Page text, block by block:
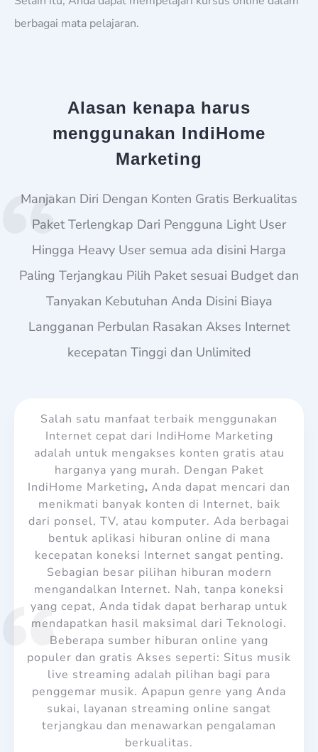
berbagai mata pelajaran.
Alasan kenapa harus
menggunakan IndiHome
Marketing
Manjakan Diri Dengan Konten Gratis Berkualitas
Paket Terlengkap Dari Pengguna Light User
Hingga Heavy User semua ada disini Harga
Paling Terjangkau Pilih Paket sesuai Budget dan
Tanyakan Kebutuhan Anda Disini Biaya
Langganan Perbulan Rasakan Akses Internet
kecepatan Tinggi dan Unlimited
Salah satu manfaat terbaik menggunakan
Internet cepat dari IndiHome Marketing
adalah untuk mengakses konten gratis atau
harganya yang murah. Dengan Paket
IndiHome Marketing, Anda dapat mencari dan
menikmati banyak konten di Internet, baik
dari ponsel, TV, atau komputer. Ada berbagai
bentuk aplikasi hiburan online di mana
kecepatan koneksi Internet sangat penting.
Sebagian besar pilihan hiburan modern
mengandalkan Internet. Nah, tanpa koneksi
yang cepat, Anda tidak dapat berharap untuk
mendapatkan hasil maksimal dari Teknologi.
Beberapa sumber hiburan online yang
populer dan gratis Akses seperti: Situs musik
live streaming adalah pilihan bagi para
penggemar musik. Apapun genre yang Anda
sukai, layanan streaming online sangat
terjangkau dan menawarkan pengalaman
berkualitas.